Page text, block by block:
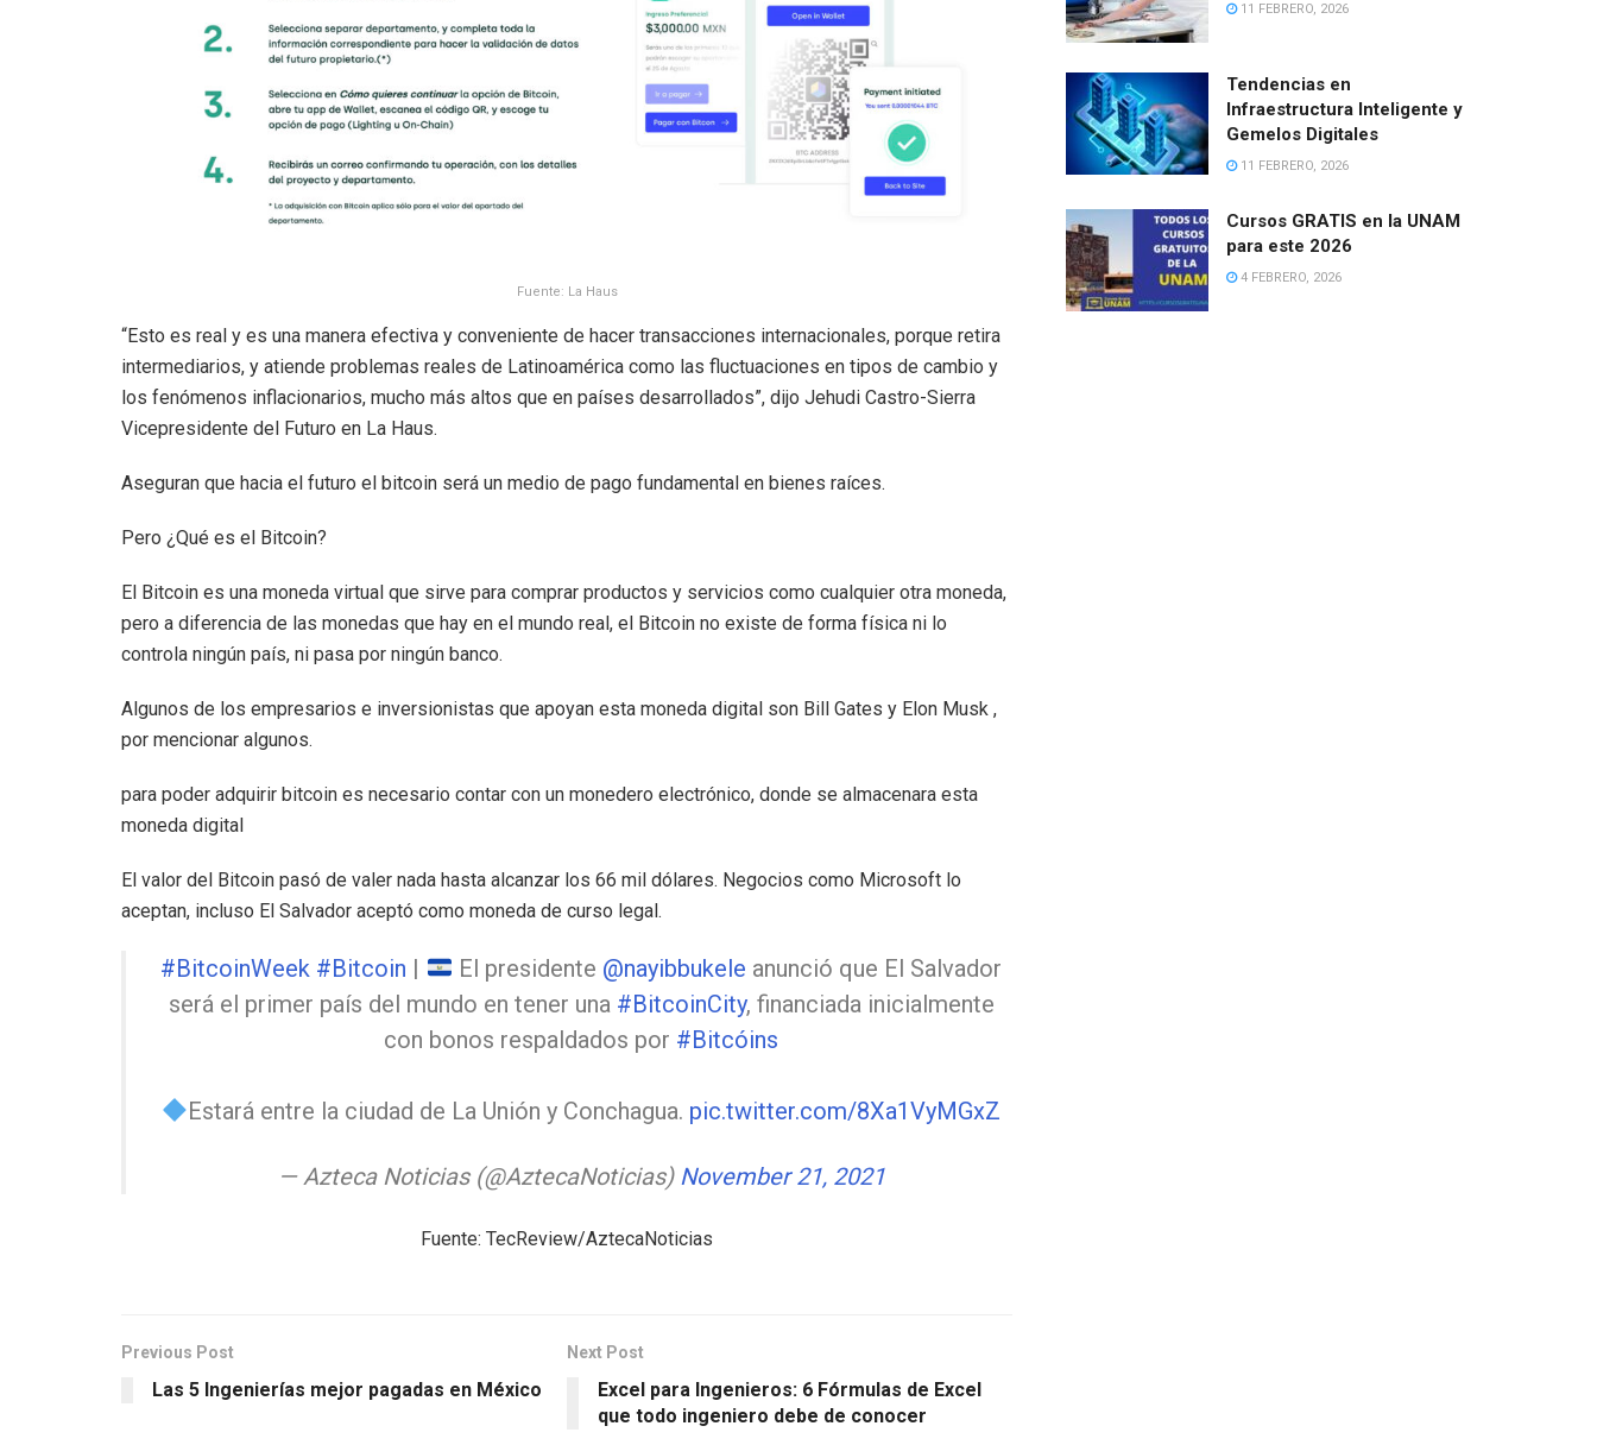
Fuente: La Haus
“Esto es real y es una manera efectiva y conveniente de hacer transacciones internacionales, porque retira
intermediarios, y atiende problemas reales de Latinoamérica como las fluctuaciones en tipos de cambio y
los fenómenos inflacionarios, mucho más altos que en países desarrollados”, dijo Jehudi Castro-Sierra
Vicepresidente del Futuro en La Haus.
Aseguran que hacia el futuro el bitcoin será un medio de pago fundamental en bienes raíces.
Pero ¿Qué es el Bitcoin?
El Bitcoin es una moneda virtual que sirve para comprar productos y servicios como cualquier otra moneda,
pero a diferencia de las monedas que hay en el mundo real, el Bitcoin no existe de forma física ni lo
controla ningún país, ni pasa por ningún banco.
Algunos de los empresarios e inversionistas que apoyan esta moneda digital son Bill Gates y Elon Musk ,
por mencionar algunos.
para poder adquirir bitcoin es necesario contar con un monedero electrónico, donde se almacenara esta
moneda digital
El valor del Bitcoin pasó de valer nada hasta alcanzar los 66 mil dólares. Negocios como Microsoft lo
aceptan, incluso El Salvador aceptó como moneda de curso legal.
#BitcoinWeek #Bitcoin | El presidente @nayibbukele anunció que El Salvador
será el primer país del mundo en tener una #BitcoinCity, financiada inicialmente
con bonos respaldados por #Bitcóins
Estará entre la ciudad de La Unión y Conchagua. pic.twitter.com/8Xa1VyMGxZ
— Azteca Noticias (@AztecaNoticias) November 21, 2021
Fuente: TecReview/AztecaNoticias
Previous Post
Las 5 Ingenierías mejor pagadas en México
Next Post
Excel para Ingenieros: 6 Fórmulas de Excel
que todo ingeniero debe de conocer
11 FEBRERO, 2026
Tendencias en
Infraestructura Inteligente y
Gemelos Digitales
11 FEBRERO, 2026
Cursos GRATIS en la UNAM
para este 2026
4 FEBRERO, 2026